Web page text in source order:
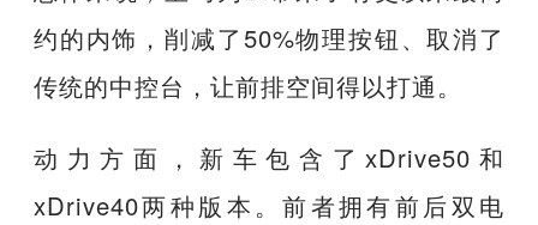
约的内饰，削减了50%物理按钮、取消了
传统的中控台，让前排空间得以打通。
动力方面，新车包含了xDrive50和
xDrive40两种版本。前者拥有前后双电